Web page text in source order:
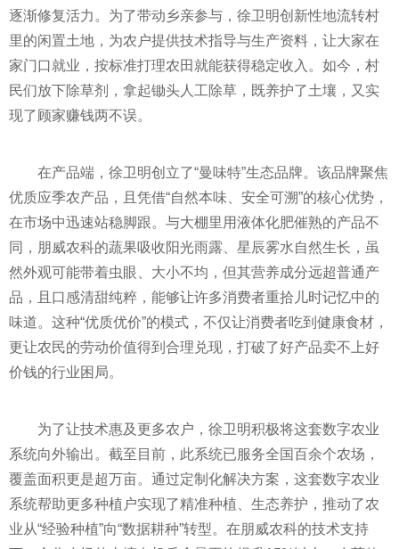
逐渐修复活力。为了带动乡亲参与，徐卫明创新性地流转村
里的闲置土地，为农户提供技术指导与生产资料，让大家在
家门口就业，按标准打理农田就能获得稳定收入。如今，村
民们放下除草剂，拿起锄头人工除草，既养护了土壤，又实
现了顾家赚钱两不误。
在产品端，徐卫明创立了“曼味特”生态品牌。该品牌聚焦
优质应季农产品，且凭借“自然本味、安全可溯”的核心优势，
在市场中迅速站稳脚跟。与大棚里用液体化肥催熟的产品不
同，朋威农科的蔬果吸收阳光雨露、星辰雾水自然生长，虽
然外观可能带着虫眼、大小不均，但其营养成分远超普通产
品，且口感清甜纯粹，能够让许多消费者重拾儿时记忆中的
味道。这种“优质优价”的模式，不仅让消费者吃到健康食材，
更让农民的劳动价值得到合理兑现，打破了好产品卖不上好
价钱的行业困局。
为了让技术惠及更多农户，徐卫明积极将这套数字农业
系统向外输出。截至目前，此系统已服务全国百余个农场，
覆盖面积更是超万亩。通过定制化解决方案，这套数字农业
系统帮助更多种植户实现了精准种植、生态养护，推动了农
业从“经验种植”向“数据耕种”转型。在朋威农科的技术支持